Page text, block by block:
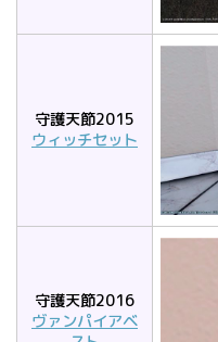
守護天節2015
ウィッチセット
守護天節2016
ヴァンパイアベ